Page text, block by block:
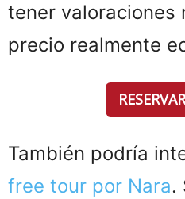
tener valoraciones
precio realmente
También podría
free tour por Nara.